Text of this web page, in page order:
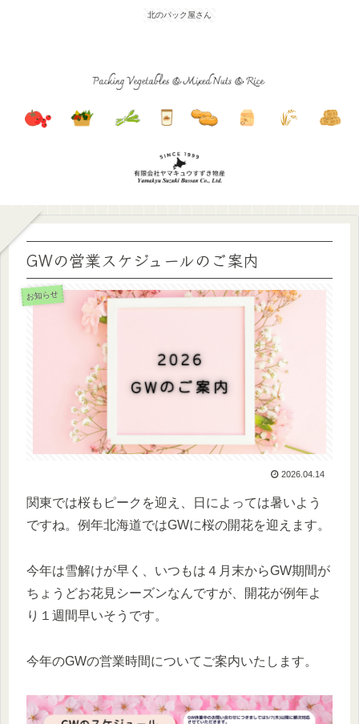
北のパック屋さん
GWの営業スケジュールのご案内
お知らせ
2026.04.14
関東では桜もピークを迎え、日によっては暑いよう
ですね。例年北海道ではGWに桜の開花を迎えます。
今年は雪解けが早く、いつもは４月末からGW期間が
ちょうどお花見シーズンなんですが、開花が例年よ
り１週間早いそうです。
今年のGWの営業時間についてご案内いたします。